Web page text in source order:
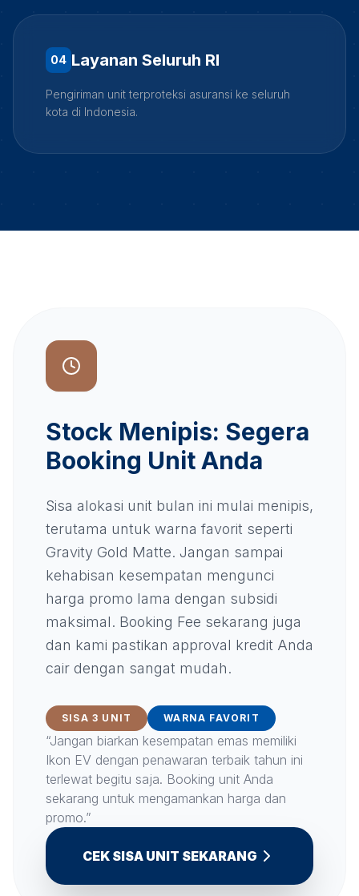
04 Layanan Seluruh RI
Pengiriman unit terproteksi asuransi ke seluruh
kota di Indonesia.
Stock Menipis: Segera
Booking Unit Anda
Sisa alokasi unit bulan ini mulai menipis,
terutama untuk warna favorit seperti
Gravity Gold Matte. Jangan sampai
kehabisan kesempatan mengunci
harga promo lama dengan subsidi
maksimal. Booking Fee sekarang juga
dan kami pastikan approval kredit Anda
cair dengan sangat mudah.
SISA 3 UNIT WARNA FAVORIT
“Jangan biarkan kesempatan emas memiliki
Ikon EV dengan penawaran terbaik tahun ini
terlewat begitu saja. Booking unit Anda
sekarang untuk mengamankan harga dan
promo.”
CEK SISA UNIT SEKARANG